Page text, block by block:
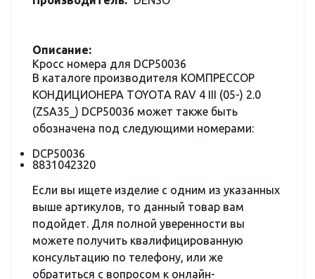
Описание:
Кросс номера для DCP50036
В каталоге производителя КОМПРЕССОР
КОНДИЦИОНЕРА TOYOTA RAV 4 III (05-) 2.0
(ZSA35_) DCP50036 может также быть
обозначена под следующими номерами:
DCP50036
8831042320
Если вы ищете изделие с одним из указанных
выше артикулов, то данный товар вам
подойдет. Для полной уверенности вы
можете получить квалифицированную
консультацию по телефону, или же
обратиться с вопросом к онлайн-